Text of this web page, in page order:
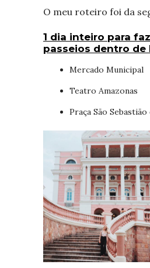
O meu roteiro foi da
1 dia inteiro para
passeios dentro de
Mercado Municipal
Teatro Amazonas
Praça São